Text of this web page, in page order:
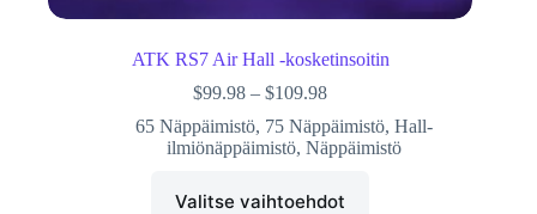
ATK RS7 Air Hall -kosketinsoitin
$99.98 – $109.98
65 Näppäimistö, 75 Näppäimistö,Hall-
ilmiönäppäimistö,Näppäimistö
Valitse vaihtoehdot